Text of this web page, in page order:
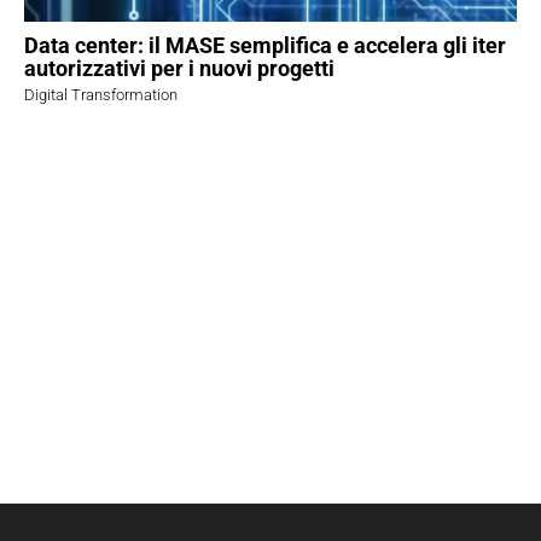
Data center: il MASE semplifica e accelera gli iter
autorizzativi per i nuovi progetti
Digital Transformation